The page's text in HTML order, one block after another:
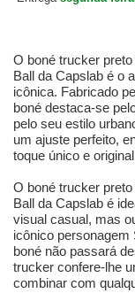
O boné trucker
Ball da Capslab é o
icônica. Fabricado
boné destaca-se
pelo seu estilo
um ajuste perfeito,
toque único e
O boné trucker
Ball da Capslab é
visual casual, mas
icônico
boné não passará
trucker confere-lhe
combinar com